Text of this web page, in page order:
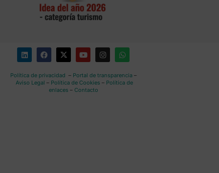
Política de privacidad – Portal de transparencia–
Aviso Legal – Política de Cookies – Política de
enlaces – Contacto